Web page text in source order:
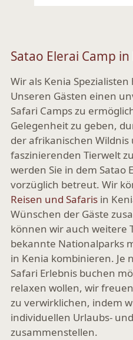
Satao Elerai Camp in
Wir als Kenia
Unseren Gästen einen
Safari Camps zu
Gelegenheit zu geben,
der afrikanischen Wildnis
faszinierenden Tierwelt
werden Sie in dem Satao
vorzüglich betreut. Wir
Reisen und Safaris in
Wünschen der Gäste
können wir auch weitere
bekannte Nationalparks
in Kenia kombinieren. Je
Safari Erlebnis buchen
relaxen wollen, wir
zu verwirklichen, indem
individuellen Urlaubs-
zusammenstellen.